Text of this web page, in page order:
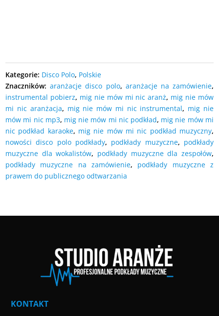
Kategorie: Disco Polo, Polskie
Znaczników:aranżacje disco polo, aranżacje na zamówienie,
instrumental pobierz, mig nie mów mi nic aranż, mig nie mów
mi nic aranżacja, mig nie mów mi nic instrumental, mig nie
mów mi nic mp3, mig nie mów mi nic podkład, mig nie mów mi
nic podkład karaoke, mig nie mów mi nic podkład muzyczny,
nowości disco polo podkłady, podkłady muzyczne, podkłady
muzyczne dla wokalistów, podkłady muzyczne dla zespołów,
podkłady muzyczne na zamówienie, podkłady muzyczne z
prawem do publicznego odtwarzania
KONTAKT